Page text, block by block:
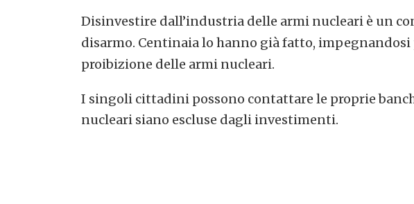
Disinvestire dall’industria delle armi nucleari è un
disarmo. Centinaia lo hanno già fatto, impegnandosi
proibizione delle armi nucleari.
I singoli cittadini possono contattare le proprie
nucleari siano escluse dagli investimenti.